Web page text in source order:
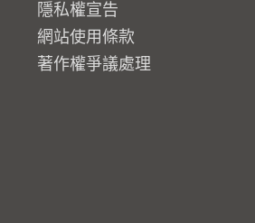
隱私權宣告
網站使用條款
著作權爭議處理